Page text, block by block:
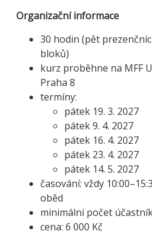
Organizační informace
30 hodin (pět
bloků)
kurz proběhne na MFF
Praha 8
termíny:
pátek 19. 3. 2027
pátek 9. 4. 2027
pátek 16. 4. 2027
pátek 23. 4. 2027
pátek 14. 5. 2027
časování: vždy 10:00–
oběd
minimální počet
cena: 6 000 Kč